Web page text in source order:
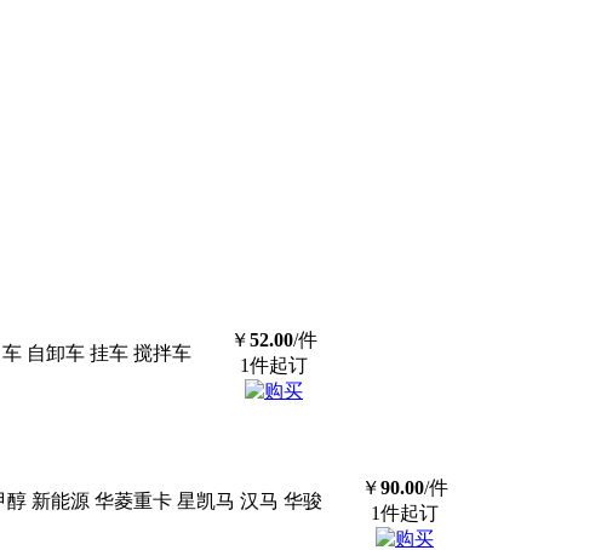
车 自卸车 挂车 搅拌车
￥52.00/件
1件起订
醇 新能源 华菱重卡 星凯马 汉马 华骏
￥90.00/件
1件起订